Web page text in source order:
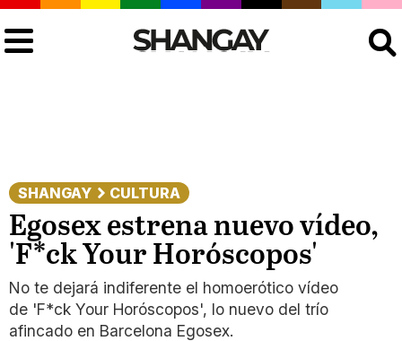
SHANGAY CULTURA
Egosex estrena nuevo vídeo,
'F*ck Your Horóscopos'
No te dejará indiferente el homoerótico vídeo
de 'F*ck Your Horóscopos', lo nuevo del trío
afincado en Barcelona Egosex.